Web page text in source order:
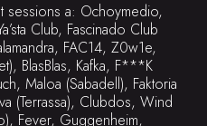
sessions a: Ochoymedio,
Club, Fascinado Club
FAC14, Z0w1e,
BlasBlas, Kafka, F***K
Maloa (Sabadell), Faktoria
(Terrassa), Clubdos, Wind
Fever, Guggenheim,